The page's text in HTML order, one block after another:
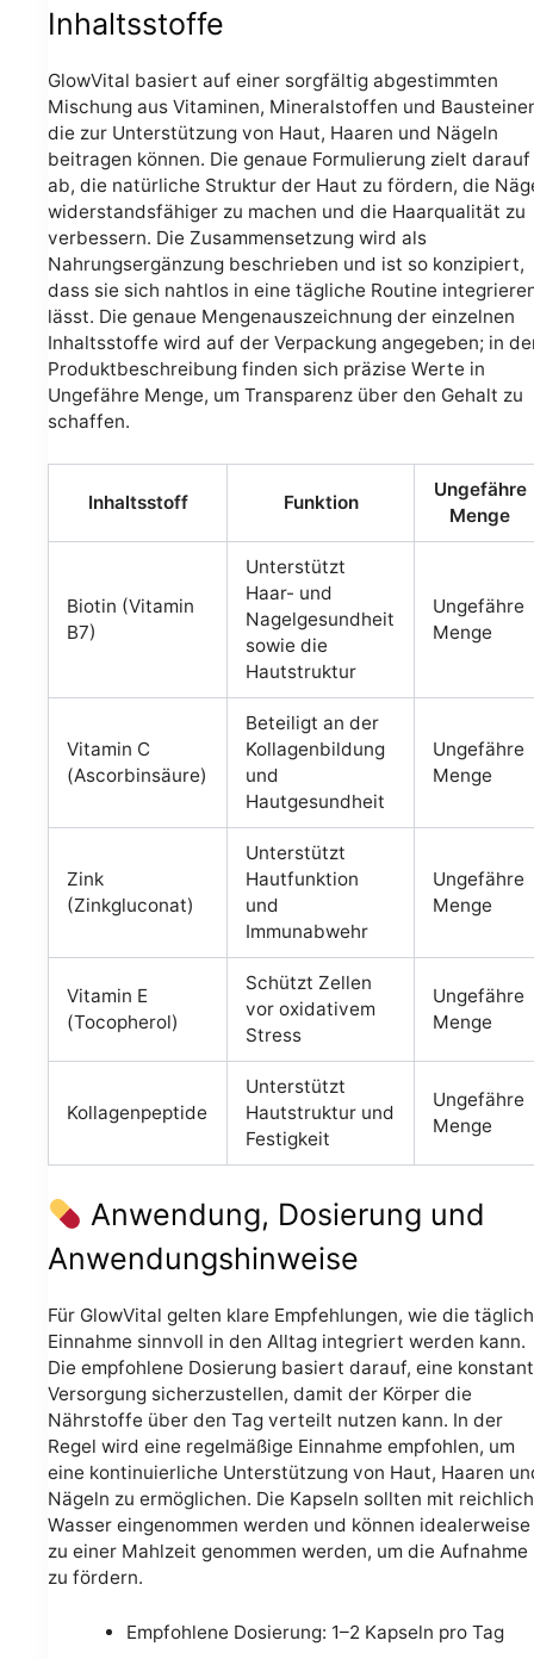
Inhaltsstoffe
GlowVital basiert auf einer sorgfältig abgestimmten
Mischung aus Vitaminen, Mineralstoffen und
die zur Unterstützung von Haut, Haaren und Nägeln
beitragen können. Die genaue Formulierung zielt darauf
ab, die natürliche Struktur der Haut zu fördern, die
widerstandsfähiger zu machen und die Haarqualität zu
verbessern. Die Zusammensetzung wird als
Nahrungsergänzung beschrieben und ist so konzipiert,
dass sie sich nahtlos in eine tägliche Routine
lässt. Die genaue Mengenauszeichnung der einzelnen
Inhaltsstoffe wird auf der Verpackung angegeben; in
Produktbeschreibung finden sich präzise Werte in
Ungefähre Menge, um Transparenz über den Gehalt zu
schaffen.
Inhaltsstoff Funktion
Ungefähre
Menge
Biotin (Vitamin
B7)
Unterstützt
Haar- und
Nagelgesundheit
sowie die
Hautstruktur
Ungefähre
Menge
Vitamin C
(Ascorbinsäure)
Beteiligt an der
Kollagenbildung
und
Hautgesundheit
Ungefähre
Menge
Zink
(Zinkgluconat)
Unterstützt
Hautfunktion
und
Immunabwehr
Ungefähre
Menge
Vitamin E
(Tocopherol)
Schützt Zellen
vor oxidativem
Stress
Ungefähre
Menge
Kollagenpeptide
Unterstützt
Hautstruktur und
Festigkeit
Ungefähre
Menge
Anwendung, Dosierung und
Anwendungshinweise
Für GlowVital gelten klare Empfehlungen, wie die
Einnahme sinnvoll in den Alltag integriert werden kann.
Die empfohlene Dosierung basiert darauf, eine
Versorgung sicherzustellen, damit der Körper die
Nährstoffe über den Tag verteilt nutzen kann. In der
Regel wird eine regelmäßige Einnahme empfohlen, um
eine kontinuierliche Unterstützung von Haut, Haaren
Nägeln zu ermöglichen. Die Kapseln sollten mit reichlich
Wasser eingenommen werden und können idealerweise
zu einer Mahlzeit genommen werden, um die Aufnahme
zu fördern.
Empfohlene Dosierung: 1–2 Kapseln pro Tag